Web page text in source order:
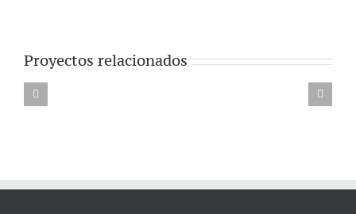
Proyectos relacionados